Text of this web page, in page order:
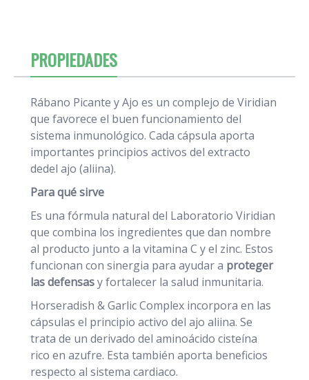
PROPIEDADES
Rábano Picante y Ajo es un complejo de Viridian
que favorece el buen funcionamiento del
sistema inmunológico. Cada cápsula aporta
importantes principios activos del extracto
dedel ajo (aliina).
Para qué sirve
Es una fórmula natural del Laboratorio Viridian
que combina los ingredientes que dan nombre
al producto junto a la vitamina C y el zinc. Estos
funcionan con sinergia para ayudar a proteger
las defensasy fortalecer la salud inmunitaria.
Horseradish & Garlic Complex incorpora en las
cápsulas el principio activo del ajo aliina. Se
trata de un derivado del aminoácido cisteína
rico en azufre. Esta también aporta beneficios
respecto al sistema cardiaco.